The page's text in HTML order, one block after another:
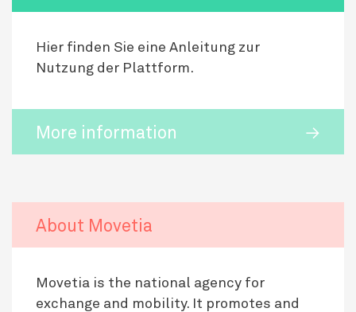
Hier finden Sie eine Anleitung zur
Nutzung der Plattform.
More information
About Movetia
Movetia is the national agency for
exchange and mobility. It promotes and